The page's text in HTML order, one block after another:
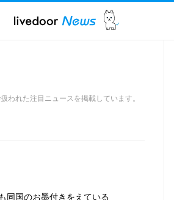
われた注目ニュースを掲載しています。
同国のお墨付きをえている